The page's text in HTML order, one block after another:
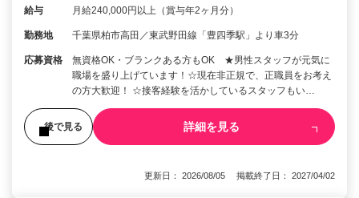
給与 月給240,000円以上（賞与年2ヶ月分）
勤務地 千葉県柏市高田／東武野田線「豊四季駅」より車3分
応募資格
無資格OK・ブランクある方もOK ★男性スタッフが元気に
職場を盛り上げています！☆現在非正規で、正職員をお考え
の方大歓迎！ ☆接客経験を活かしているスタッフもい…
後で見る 詳細を見る
更新日： 2026/08/05 掲載終了日： 2027/04/02